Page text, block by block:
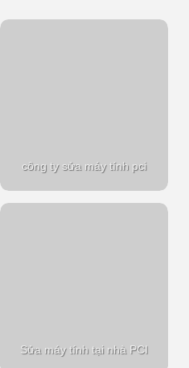
công ty sửa máy tính pci
Sửa máy tính tại nhà PCI